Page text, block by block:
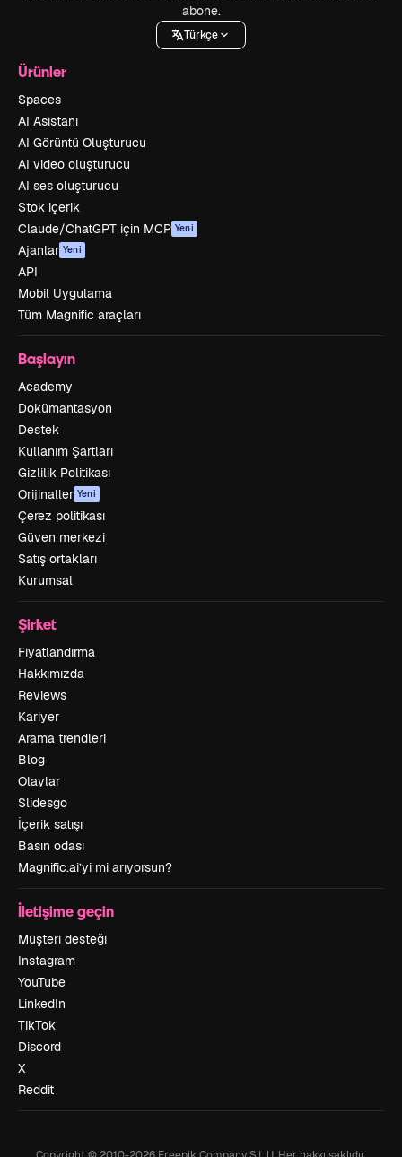
abone.
Türkçe
Ürünler
Spaces
AI Asistanı
AI Görüntü Oluşturucu
AI video oluşturucu
AI ses oluşturucu
Stok içerik
Claude/ChatGPT için MCP Yeni
Ajanlar Yeni
API
Mobil Uygulama
Tüm Magnific araçları
Başlayın
Academy
Dokümantasyon
Destek
Kullanım Şartları
Gizlilik Politikası
Orijinaller Yeni
Çerez politikası
Güven merkezi
Satış ortakları
Kurumsal
Şirket
Fiyatlandırma
Hakkımızda
Reviews
Kariyer
Arama trendleri
Blog
Olaylar
Slidesgo
İçerik satışı
Basın odası
Magnific.ai’yi mi arıyorsun?
İletişime geçin
Müşteri desteği
Instagram
YouTube
LinkedIn
TikTok
Discord
X
Reddit